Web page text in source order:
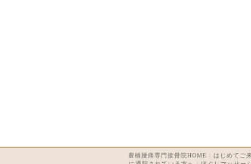
豊橋腰痛専門接骨院HOME はじめてご